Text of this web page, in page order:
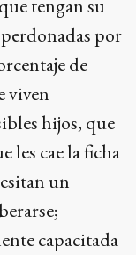
tengan su
por
de
viven
hijos, que
les cae la ficha
un
capacitada